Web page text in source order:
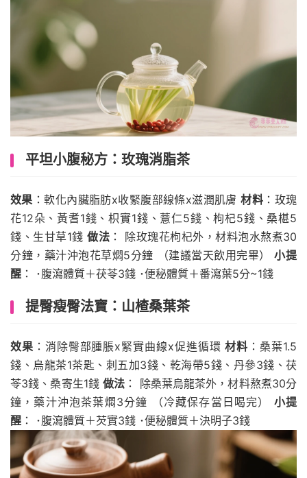
平坦小腹秘方：玫瑰消脂茶
效果 ：軟化內臟脂肪x收緊腹部線條x滋潤肌膚材料 ：玫瑰
花12朵、黃耆1錢、枳實1錢、薏仁5錢、枸杞5錢、桑椹5
錢、生甘草1錢 做法 ： 除玫瑰花枸杞外，材料泡水熬煮30
分鐘，藥汁沖泡花草燜5分鐘 （建議當天飲用完畢）小提
醒 ： ･腹瀉體質＋茯苓3錢 ･便秘體質＋番瀉葉5分~1錢
提臀瘦臀法寶：山楂桑葉茶
效果 ：消除臀部腫脹x緊實曲線x促進循環材料 ：桑葉1.5
錢、烏龍茶1茶匙、刺五加3錢、乾海帶5錢、丹參3錢、茯
苓3錢、桑寄生1錢做法 ： 除桑葉烏龍茶外，材料熬煮30分
鐘，藥汁沖泡茶葉燜3分鐘 （冷藏保存當日喝完） 小提
醒 ： ･腹瀉體質＋芡實3錢 ･便秘體質＋決明子3錢